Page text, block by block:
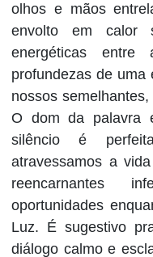
olhos e mãos
envolto em calor
energéticas
profundezas de uma
nossos
O dom da palavra
silêncio é
atravessamos a
reencarnantes
oportunidades
Luz. É sugestivo
diálogo calmo e